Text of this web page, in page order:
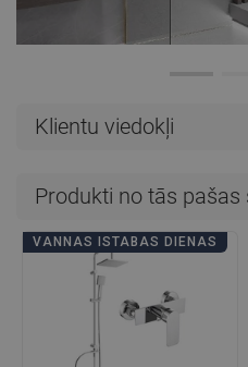
Klientu viedokļi
Produkti no tās pašas
VANNAS ISTABAS DIENAS